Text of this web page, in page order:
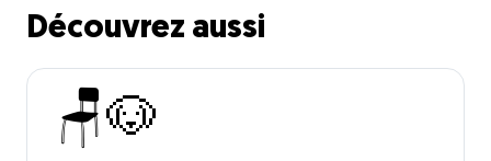
Découvrez aussi
🪑🐶